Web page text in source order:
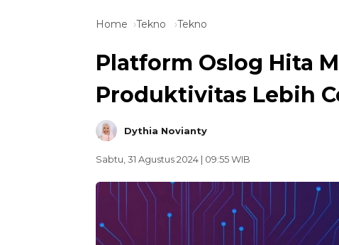
Home Tekno Tekno
Platform Oslog Hita
Produktivitas Lebih
Dythia Novianty
Sabtu, 31 Agustus 2024 | 09:55 WIB